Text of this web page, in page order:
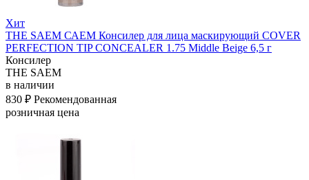
Хит
THE SAEM САЕМ Консилер для лица маскирующий COVER
PERFECTION TIP CONCEALER 1.75 Middle Beige 6,5 г
Консилер
THE SAEM
в наличии
830 ₽ Рекомендованная
розничная цена